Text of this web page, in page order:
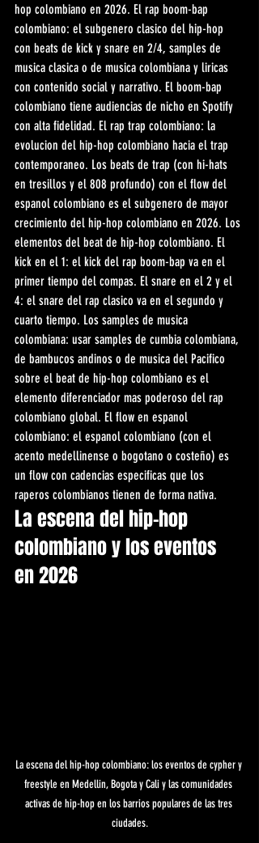
hop colombiano en 2026. El rap boom-bap
colombiano: el subgenero clasico del hip-hop
con beats de kick y snare en 2/4, samples de
musica clasica o de musica colombiana y liricas
con contenido social y narrativo. El boom-bap
colombiano tiene audiencias de nicho en Spotify
con alta fidelidad. El rap trap colombiano: la
evolucion del hip-hop colombiano hacia el trap
contemporaneo. Los beats de trap (con hi-hats
en tresillos y el 808 profundo) con el flow del
espanol colombiano es el subgenero de mayor
crecimiento del hip-hop colombiano en 2026. Los
elementos del beat de hip-hop colombiano. El
kick en el 1: el kick del rap boom-bap va en el
primer tiempo del compas. El snare en el 2 y el
4: el snare del rap clasico va en el segundo y
cuarto tiempo. Los samples de musica
colombiana: usar samples de cumbia colombiana,
de bambucos andinos o de musica del Pacifico
sobre el beat de hip-hop colombiano es el
elemento diferenciador mas poderoso del rap
colombiano global. El flow en espanol
colombiano: el espanol colombiano (con el
acento medellinense o bogotano o costeño) es
un flow con cadencias especificas que los
raperos colombianos tienen de forma nativa.
La escena del hip-hop
colombiano y los eventos
en 2026
La escena del hip-hop colombiano: los eventos de cypher y
freestyle en Medellin, Bogota y Cali y las comunidades
activas de hip-hop en los barrios populares de las tres
ciudades.